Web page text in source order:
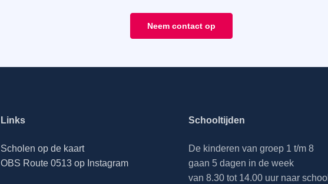
Neem contact op
Links
Scholen op de kaart
OBS Route 0513 op Instagram
Schooltijden
De kinderen van groep 1 t/m 8
gaan 5 dagen in de week
van 8.30 tot 14.00 uur naar school